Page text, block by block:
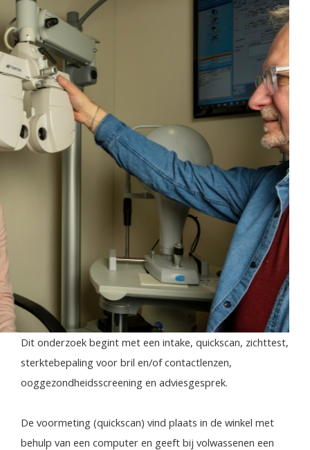
Dit onderzoek begint met een intake, quickscan, zichttest,
sterktebepaling voor bril en/of contactlenzen,
ooggezondheidsscreening en adviesgesprek.
De voormeting (quickscan) vind plaats in de winkel met
behulp van een computer en geeft bij volwassenen een